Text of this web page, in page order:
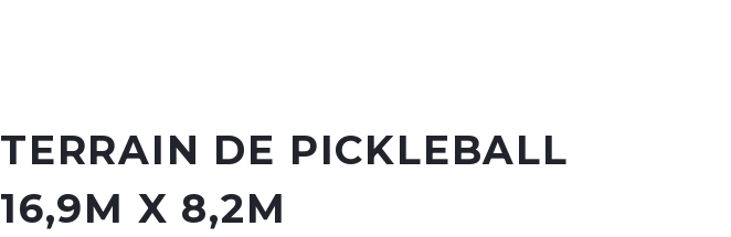
TERRAIN DE PICKLEBALL
16,9M X 8,2M